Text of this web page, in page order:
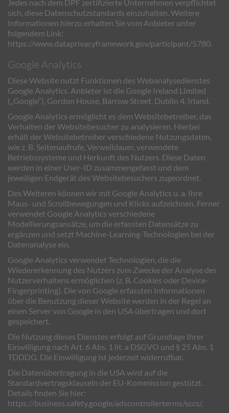
Jedes nach dem DPF zertifizierte Unternehmen verpflichtet
sich, diese Datenschutzstandards einzuhalten. Weitere
Informationen hierzu erhalten Sie vom Anbieter unter
folgendem Link:
https://www.dataprivacyframework.gov/participant/5780.
Google Analytics
Diese Website nutzt Funktionen des Webanalysedienstes
Google Analytics. Anbieter ist die Google Ireland Limited
(„Google“), Gordon House, Barrow Street, Dublin 4, Irland.
Google Analytics ermöglicht es dem Websitebetreiber, das
Verhalten der Websitebesucher zu analysieren. Hierbei
erhält der Websitebetreiber verschiedene Nutzungsdaten,
wie z. B. Seitenaufrufe, Verweildauer, verwendete
Betriebssysteme und Herkunft des Nutzers. Diese Daten
werden in einer User-ID zusammengefasst und dem
jeweiligen Endgerät des Websitebesuchers zugeordnet.
Des Weiteren können wir mit Google Analytics u. a. Ihre
Maus- und Scrollbewegungen und Klicks aufzeichnen. Ferner
verwendet Google Analytics verschiedene
Modellierungsansätze, um die erfassten Datensätze zu
ergänzen und setzt Machine-Learning-Technologien bei der
Datenanalyse ein.
Google Analytics verwendet Technologien, die die
Wiedererkennung des Nutzers zum Zwecke der Analyse des
Nutzerverhaltens ermöglichen (z. B. Cookies oder Device-
Fingerprinting). Die von Google erfassten Informationen
über die Benutzung dieser Website werden in der Regel an
einen Server von Google in den USA übertragen und dort
gespeichert.
Die Nutzung dieses Dienstes erfolgt auf Grundlage Ihrer
Einwilligung nach Art. 6 Abs. 1 lit. a DSGVO und § 25 Abs. 1
TDDDG. Die Einwilligung ist jederzeit widerrufbar.
Die Datenübertragung in die USA wird auf die
Standardvertragsklauseln der EU-Kommission gestützt.
Details finden Sie hier:
https://business.safety.google/adscontrollerterms/sccs/.